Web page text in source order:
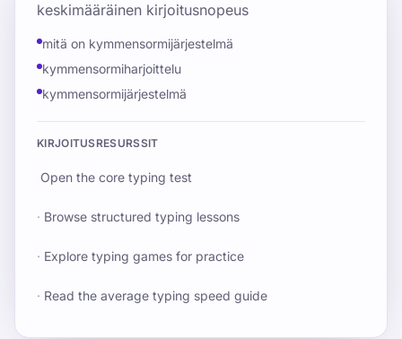
keskimääräinen kirjoitusnopeus
mitä on kymmensormijärjestelmä
kymmensormiharjoittelu
kymmensormijärjestelmä
KIRJOITUSRESURSSIT
Open the core typing test
· Browse structured typing lessons
· Explore typing games for practice
· Read the average typing speed guide